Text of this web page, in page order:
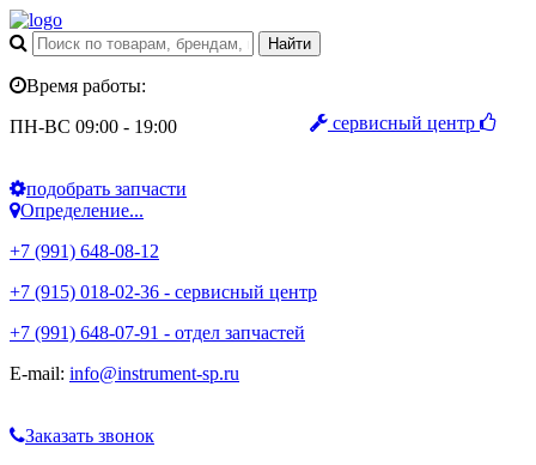
сервисный центр
Время работы:
ПН-ВС 09:00 - 19:00
подобрать запчасти
Определение...
+7 (991) 648-08-12
+7 (915) 018-02-36 - сервисный центр
+7 (991) 648-07-91 - отдел запчастей
E-mail: info@instrument-sp.ru
Заказать звонок